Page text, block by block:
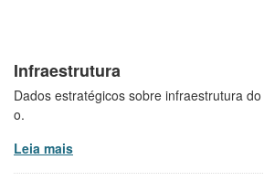
Infraestrutura
Dados estratégicos sobre infraestrutura
o.
Leia mais